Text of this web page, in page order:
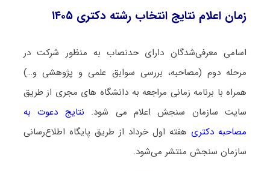
زمان اعلام نتایج انتخاب رشته دکتری ۱۴۰۵
اسامی معرفی‌شدگان دارای حدنصاب به منظور شرکت در
مرحله دوم (مصاحبه، بررسی سوابق علمی و پژوهشی و…)
همراه با برنامه زمانی مراجعه به دانشگاه های مجری از طریق
سایت سازمان سنجش اعلام می شود. نتایج دعوت به
مصاحبه دکتری هفته اول خرداد از طریق پایگاه اطلاع‌رسانی
سازمان سنجش منتشر می‌شود.